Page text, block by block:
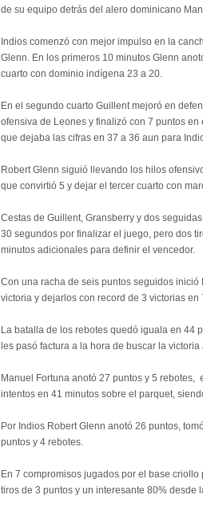
de su equipo detrás del alero dominicano
Indios comenzó con mejor impulso en la
Glenn. En los primeros 10 minutos Glenn
cuarto con dominio indígena 23 a 20.
En el segundo cuarto Guillent mejoró en
ofensiva de Leones y finalizó con 7 puntos
que dejaba las cifras en 37 a 36 aun para
Robert Glenn siguió llevando los hilos
que convirtió 5 y dejar el tercer cuarto con
Cestas de Guillent, Gransberry y dos
30 segundos por finalizar el juego, pero dos
minutos adicionales para definir el vencedor.
Con una racha de seis puntos seguidos
victoria y dejarlos con record de 3 victorias
La batalla de los rebotes quedó iguala en 44
les pasó factura a la hora de buscar la
Manuel Fortuna anotó 27 puntos y 5
intentos en 41 minutos sobre el parquet,
Por Indios Robert Glenn anotó 26 puntos,
puntos y 4 rebotes.
En 7 compromisos jugados por el base
tiros de 3 puntos y un interesante 80%